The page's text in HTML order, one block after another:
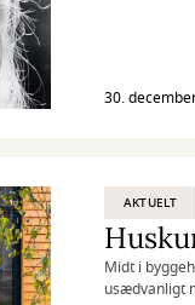
30.
AKTUELT
Midt i
usædvanligt